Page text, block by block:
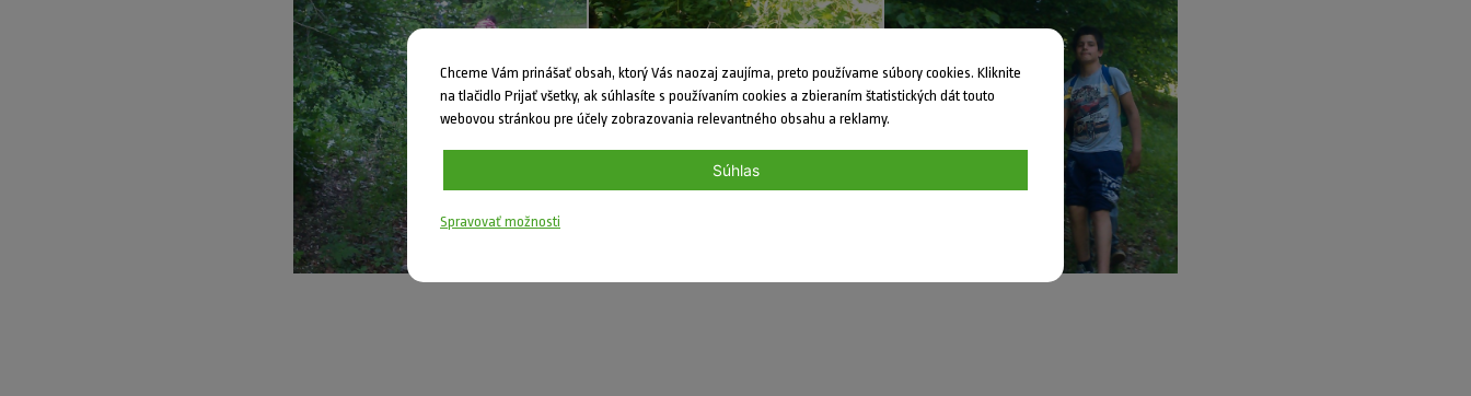
Chceme Vám prinášať obsah, ktorý Vás naozaj zaujíma, preto používame súbory cookies. Kliknite
na tlačidlo Prijať všetky, ak súhlasíte s používaním cookies a zbieraním štatistických dát touto
webovou stránkou pre účely zobrazovania relevantného obsahu a reklamy.
Súhlas
Spravovať možnosti